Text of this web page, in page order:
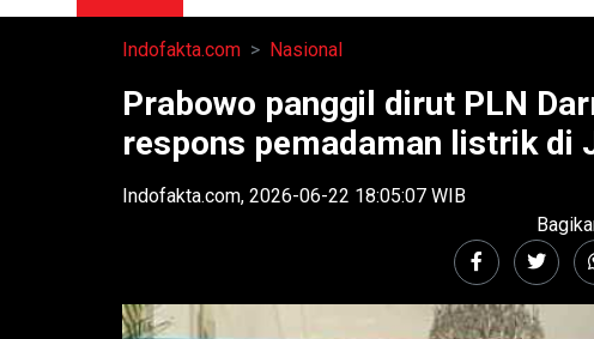
Indofakta.com Nasional
Prabowo panggil dirut PLN
respons pemadaman listrik di
Indofakta.com, 2026-06-22 18:05:07 WIB